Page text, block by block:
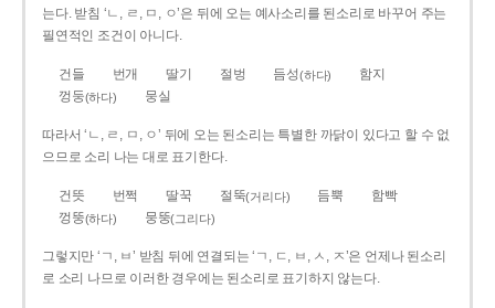
는다. 받침 ‘ㄴ, ㄹ, ㅁ, ㅇ’은 뒤에 오는 예사소리를 된소리로 바꾸어 주는
필연적인 조건이 아니다.
건들 번개 딸기 절벙 듬성(하다)
함지
껑둥(하다) 뭉실
따라서 ‘ㄴ, ㄹ, ㅁ, ㅇ’ 뒤에 오는 된소리는 특별한 까닭이 있다고 할 수 없
으므로 소리 나는 대로 표기한다.
건뜻 번쩍 딸꾹 절뚝(거리다) 듬뿍
함빡
껑뚱(하다) 뭉뚱(그리다)
그렇지만 ‘ㄱ, ㅂ’ 받침 뒤에 연결되는 ‘ㄱ, ㄷ, ㅂ, ㅅ, ㅈ’은 언제나 된소리
로 소리 나므로 이러한 경우에는 된소리로 표기하지 않는다.